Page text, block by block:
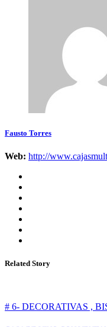
Fausto Torres
Web: http://
Related Story
# 6- DECORATIVAS ,